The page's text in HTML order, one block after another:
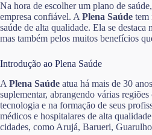
Na hora de escolher um plano de
empresa confiável. A Plena Saúde tem
saúde de alta qualidade. Ela se destaca
mas também pelos muitos benefícios
Introdução ao Plena Saúde
A Plena Saúde atua há mais de 30
suplementar, abrangendo várias
tecnologia e na formação de seus
médicos e hospitalares de alta
cidades, como Arujá, Barueri,